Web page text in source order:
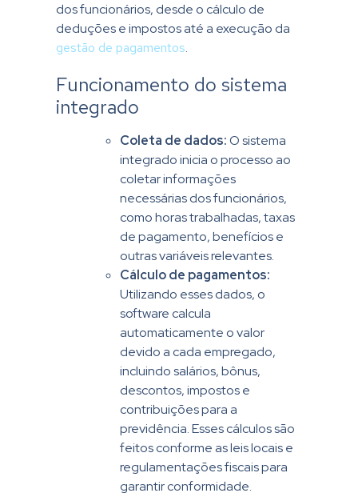
dos funcionários, desde o cálculo de
deduções e impostos até a execução da
gestão de pagamentos.
Funcionamento do sistema
integrado
Coleta de dados:Osistema
integradoinicia o processo ao
coletar informações
necessárias dos funcionários,
como horas trabalhadas, taxas
de pagamento, benefícios e
outras variáveis relevantes.
Cálculo de pagamentos:
Utilizando esses dados, o
software calcula
automaticamente o valor
devido a cada empregado,
incluindo salários, bônus,
descontos, impostos e
contribuições para a
previdência. Esses cálculos são
feitos conforme as leis locais e
regulamentações fiscais para
garantir conformidade.